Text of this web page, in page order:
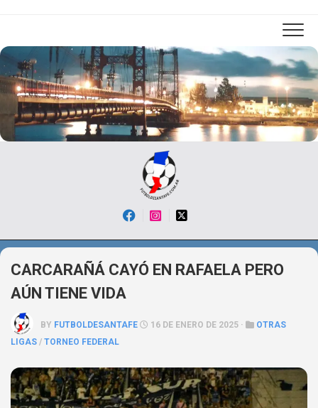
CARCARAÑÁ CAYÓ EN RAFAELA PERO
AÚN TIENE VIDA
BY FUTBOLDESANTAFE 16 DE ENERO DE 2025 ·
OTRAS
LIGAS / TORNEO FEDERAL